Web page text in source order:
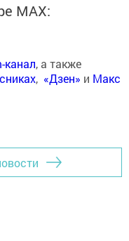
MАХ:
канал, а также
, «Дзен» и Макс